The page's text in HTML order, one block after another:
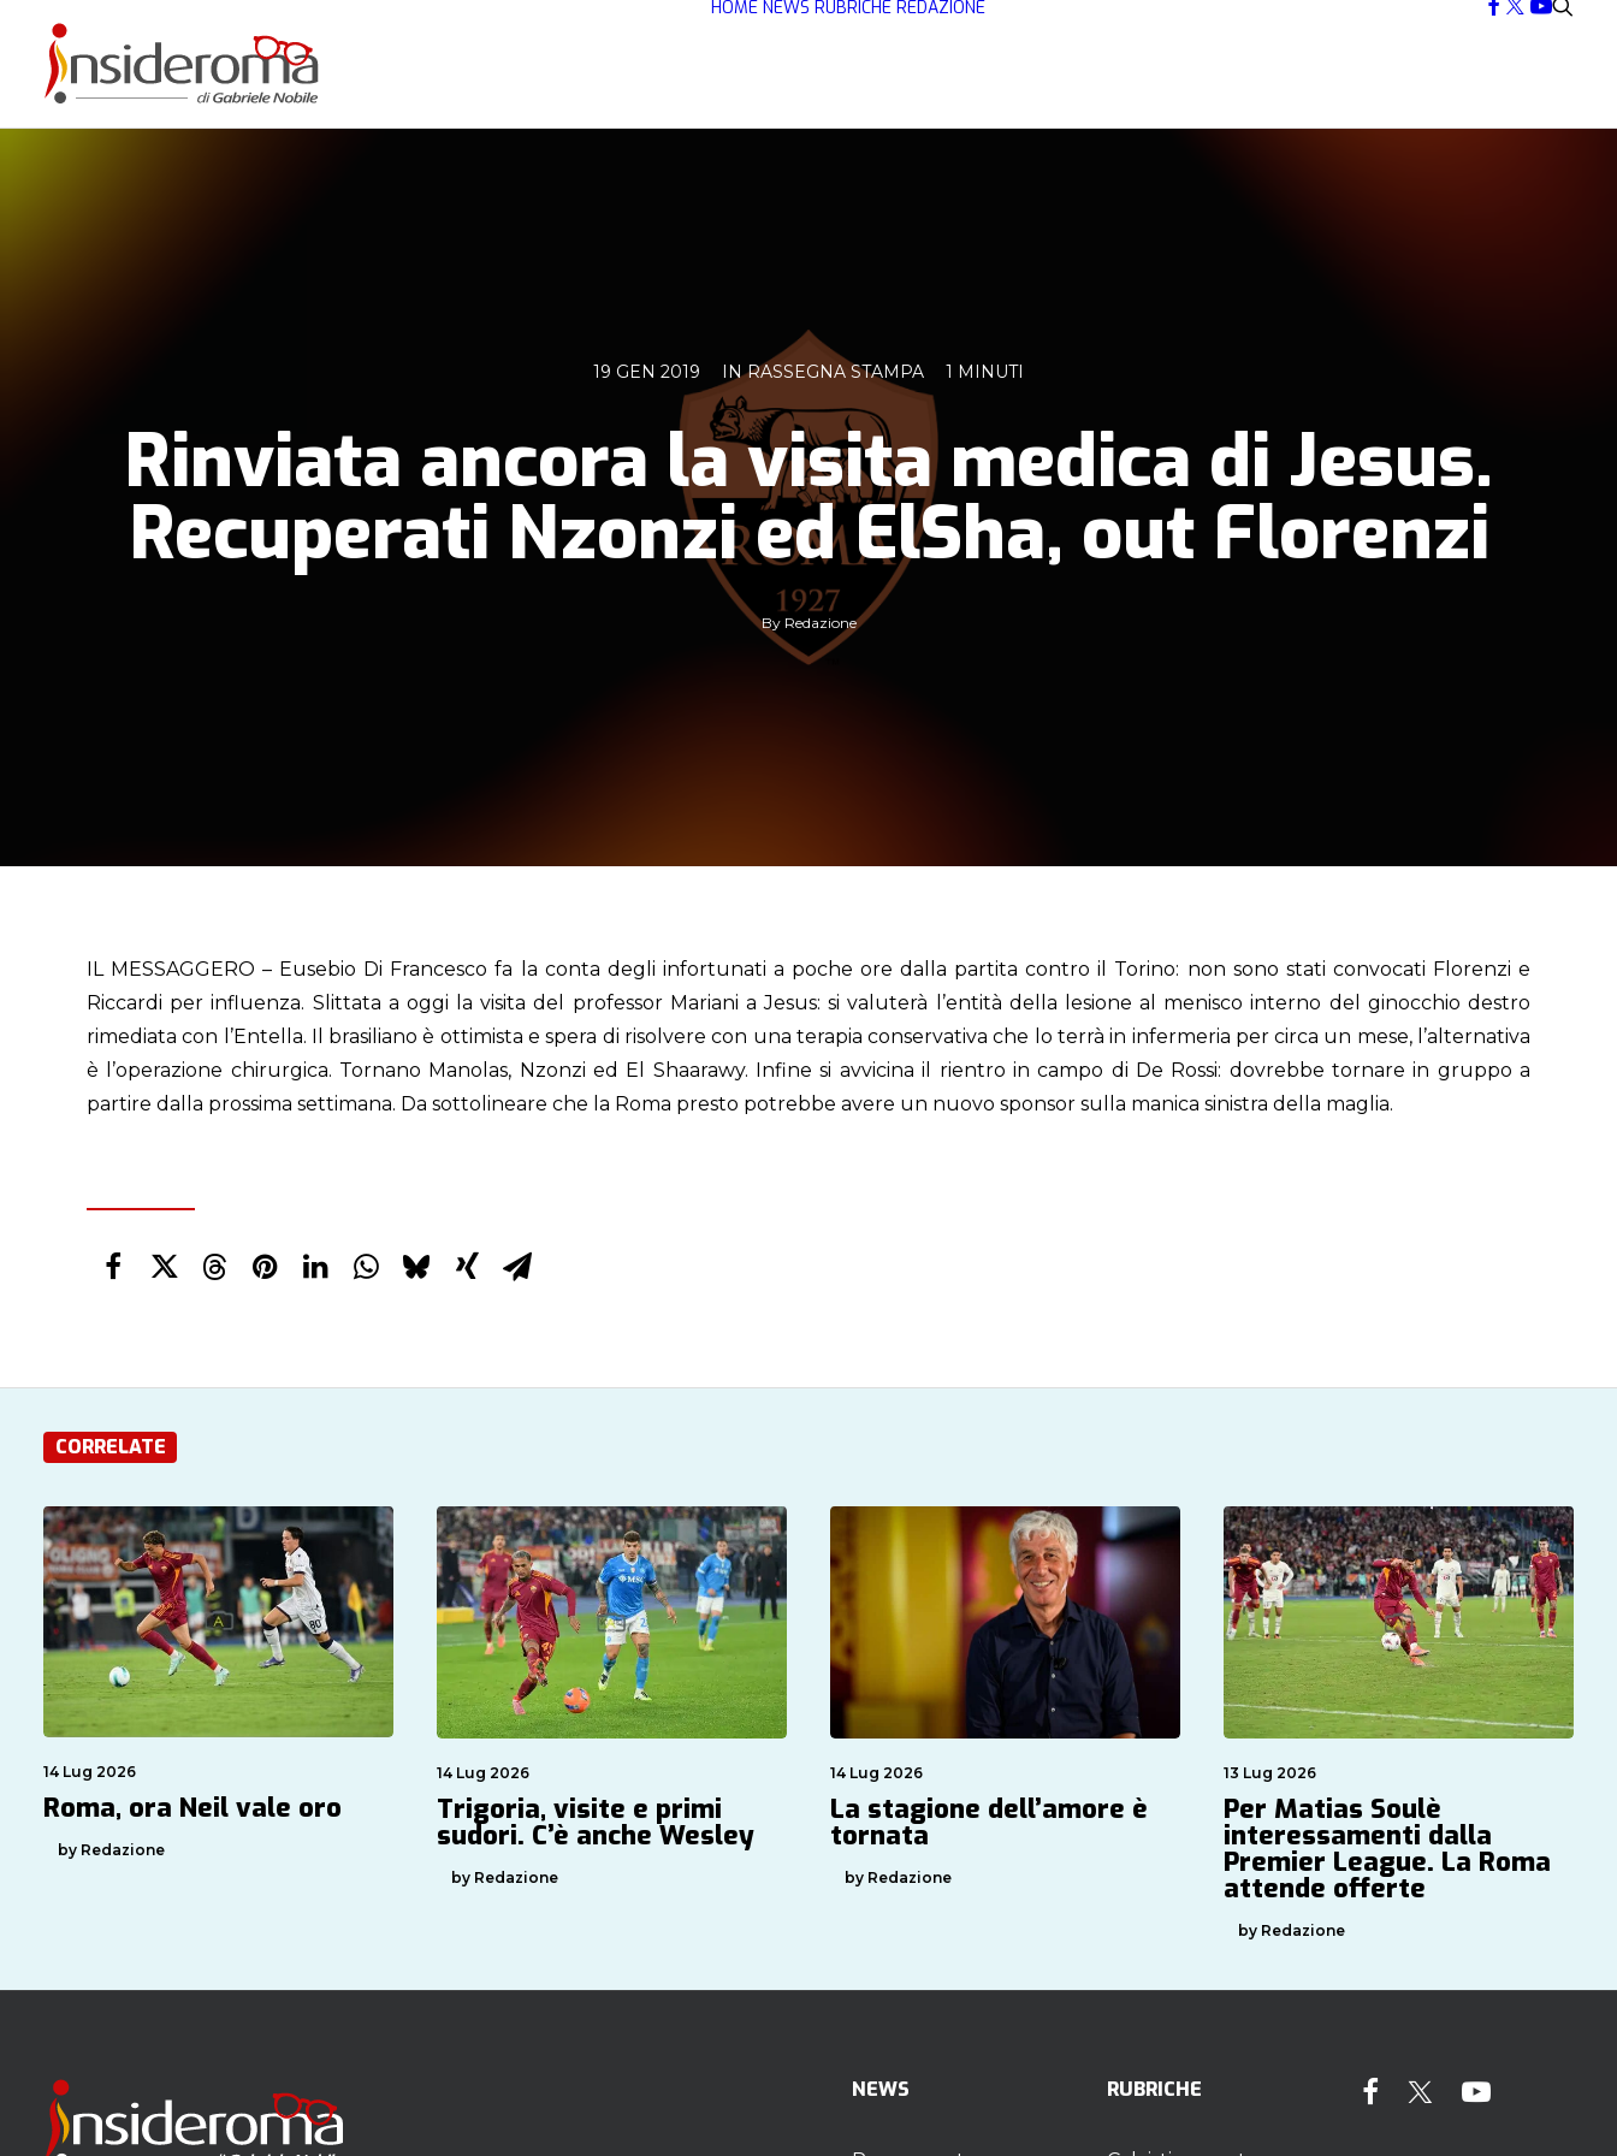
HOME NEWS RUBRICHE REDAZIONE
19 GEN 2019 INRASSEGNA STAMPA 1 MINUTI
Rinviata ancora la visita medica di Jesus.
Recuperati Nzonzi ed ElSha, out Florenzi
By Redazione
IL MESSAGGERO – Eusebio Di Francesco fa la conta degli infortunati a poche ore dalla partita contro il Torino: non sono stati convocati Florenzi e
Riccardi per influenza. Slittata a oggi la visita del professor Mariani a Jesus: si valuterà l’entità della lesione al menisco interno del ginocchio destro
rimediata con l’Entella. Il brasiliano è ottimista e spera di risolvere con una terapia conservativa che lo terrà in infermeria per circa un mese, l’alternativa
è l’operazione chirurgica. Tornano Manolas, Nzonzi ed El Shaarawy. Infine si avvicina il rientro in campo di De Rossi: dovrebbe tornare in gruppo a
partire dalla prossima settimana. Da sottolineare che la Roma presto potrebbe avere un nuovo sponsor sulla manica sinistra della maglia.
CORRELATE
14 Lug 2026
Roma, ora Neil vale oro
by Redazione
14 Lug 2026
Trigoria, visite e primi
sudori. C’è anche Wesley
by Redazione
14 Lug 2026
La stagione dell’amore è
tornata
by Redazione
13 Lug 2026
Per Matias Soulè
interessamenti dalla
Premier League. La Roma
attende offerte
by Redazione
NEWS RUBRICHE